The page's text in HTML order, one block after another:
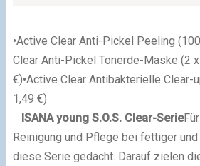
•Active Clear Anti-Pickel Peeling
Clear Anti-Pickel Tonerde-Maske (2
€)•Active Clear Antibakterielle Clear-
1,49 €)
ISANA young S.O.S. Clear-Serie
Reinigung und Pflege bei fettiger
diese Serie gedacht. Darauf zielen